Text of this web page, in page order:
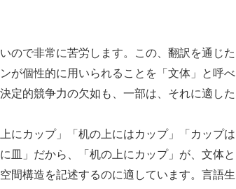
ので非常に苦労します。この、翻訳を通じた
が個性的に用いられることを「文体」と呼べ
定的競争力の欠如も、一部は、それに適した
にカップ」「机の上にはカップ」「カップは
皿」だから、「机の上にカップ」が、文体と
間構造を記述するのに適しています。言語生